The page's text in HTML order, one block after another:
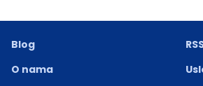
Blog
O nama